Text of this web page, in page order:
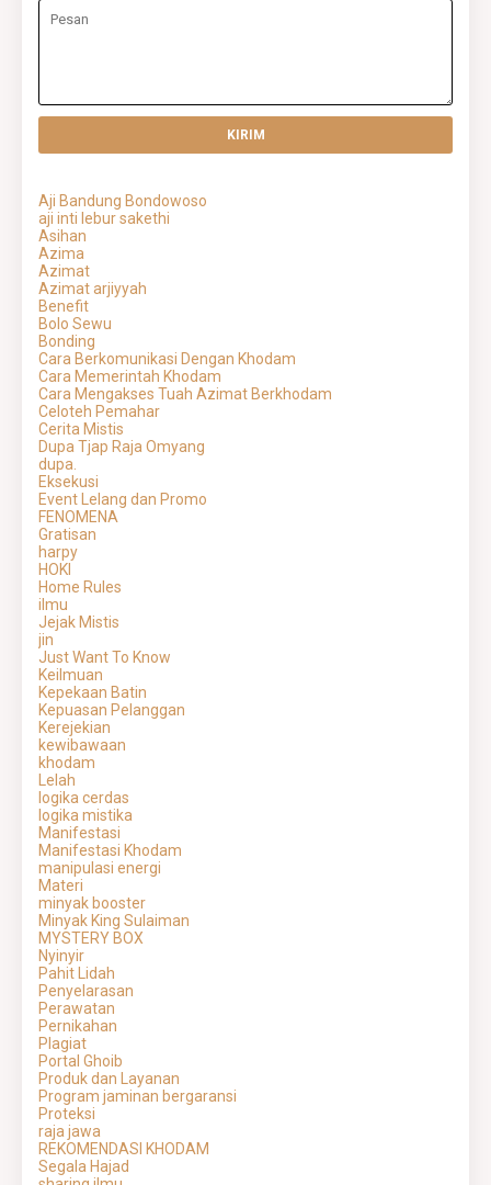
Aji Bandung Bondowoso
aji inti lebur sakethi
Asihan
Azima
Azimat
Azimat arjiyyah
Benefit
Bolo Sewu
Bonding
Cara Berkomunikasi Dengan Khodam
Cara Memerintah Khodam
Cara Mengakses Tuah Azimat Berkhodam
Celoteh Pemahar
Cerita Mistis
Dupa Tjap Raja Omyang
dupa.
Eksekusi
Event Lelang dan Promo
FENOMENA
Gratisan
harpy
HOKI
Home Rules
ilmu
Jejak Mistis
jin
Just Want To Know
Keilmuan
Kepekaan Batin
Kepuasan Pelanggan
Kerejekian
kewibawaan
khodam
Lelah
logika cerdas
logika mistika
Manifestasi
Manifestasi Khodam
manipulasi energi
Materi
minyak booster
Minyak King Sulaiman
MYSTERY BOX
Nyinyir
Pahit Lidah
Penyelarasan
Perawatan
Pernikahan
Plagiat
Portal Ghoib
Produk dan Layanan
Program jaminan bergaransi
Proteksi
raja jawa
REKOMENDASI KHODAM
Segala Hajad